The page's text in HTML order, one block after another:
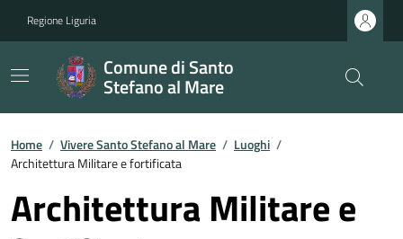
Regione Liguria
Comune di Santo
Stefano al Mare
Home / Vivere Santo Stefano al Mare / Luoghi /
Architettura Militare e fortificata
Architettura Militare e